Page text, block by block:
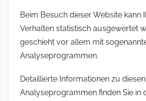
Beim Besuch dieser Website kann
Verhalten statistisch ausgewertet
geschieht vor allem mit
Analyseprogrammen.
Detaillierte Informationen zu diesen
Analyseprogrammen finden Sie in